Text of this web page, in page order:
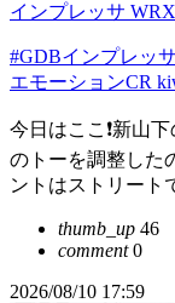
インプレッサ
#GDBインプレッサ
エモーションCR
今日はここ❗️新山
のトーを調整した
ントはストリート
thumb_up 46
comment0
2026/08/10 17:59